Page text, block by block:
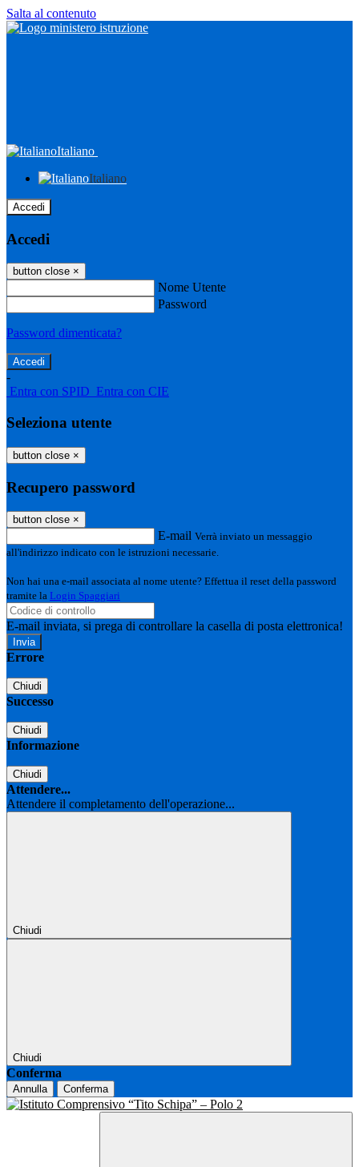
Salta al contenuto
Italiano
Italiano
Accedi
Accedi
button close ×
Nome Utente
Password
Password dimenticata?
-
Entra con SPID Entra con CIE
Seleziona utente
button close ×
Recupero password
button close ×
E-mail Verrà inviato un messaggio
all'indirizzo indicato con le istruzioni necessarie.
Non hai una e-mail associata al nome utente? Effettua il reset della password
tramite la Login Spaggiari
E-mail inviata, si prega di controllare la casella di posta elettronica!
Errore
Chiudi
Successo
Chiudi
Informazione
Chiudi
Attendere...
Attendere il completamento dell'operazione...
Chiudi
Chiudi
Conferma
Annulla Conferma